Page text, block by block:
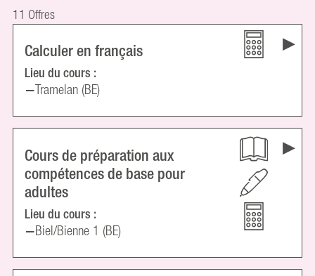
11 Offres
Calculer en français
Lieu du cours :
Tramelan (BE)
Cours de préparation aux
compétences de base pour
adultes
Lieu du cours :
Biel/Bienne 1 (BE)